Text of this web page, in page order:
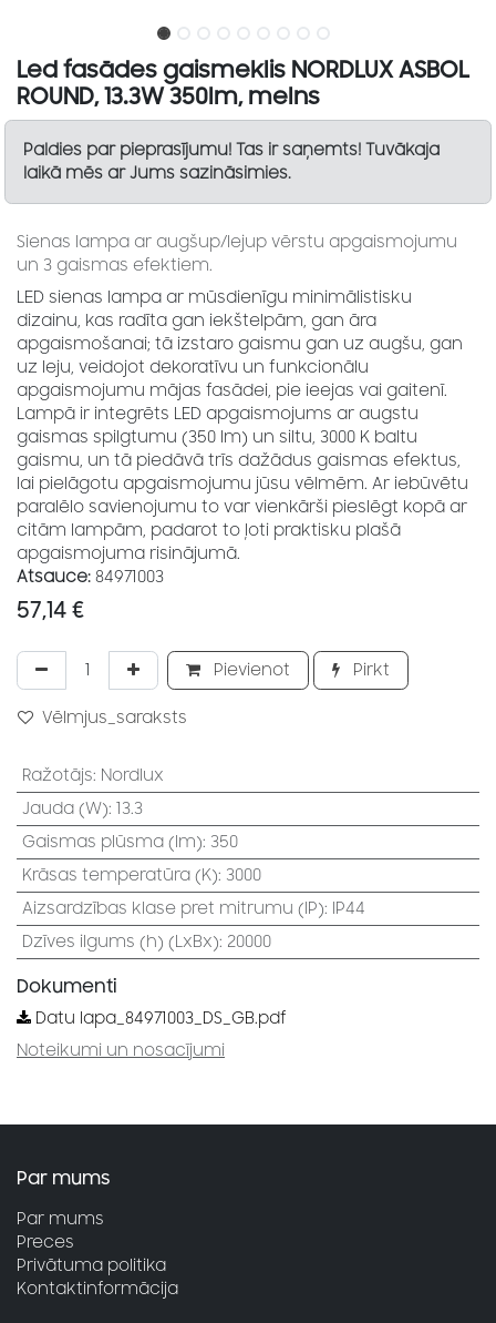
Led fasādes gaismeklis NORDLUX ASBOL
ROUND, 13.3W 350lm, melns
Paldies par pieprasījumu! Tas ir saņemts! Tuvākaja
laikā mēs ar Jums sazināsimies.
Sienas lampa ar augšup/lejup vērstu apgaismojumu
un 3 gaismas efektiem.
LED sienas lampa ar mūsdienīgu minimālistisku
dizainu, kas radīta gan iekštelpām, gan āra
apgaismošanai; tā izstaro gaismu gan uz augšu, gan
uz leju, veidojot dekoratīvu un funkcionālu
apgaismojumu mājas fasādei, pie ieejas vai gaitenī.
Lampā ir integrēts LED apgaismojums ar augstu
gaismas spilgtumu (350 lm) un siltu, 3000 K baltu
gaismu, un tā piedāvā trīs dažādus gaismas efektus,
lai pielāgotu apgaismojumu jūsu vēlmēm. Ar iebūvētu
paralēlo savienojumu to var vienkārši pieslēgt kopā ar
citām lampām, padarot to ļoti praktisku plašā
apgaismojuma risinājumā.
Atsauce: 84971003
57,14 €
Pievienot Pirkt
Vēlmjus_saraksts
Ražotājs: Nordlux
Jauda (W): 13.3
Gaismas plūsma (lm): 350
Krāsas temperatūra (K): 3000
Aizsardzības klase pret mitrumu (IP): IP44
Dzīves ilgums (h) (LxBx): 20000
Dokumenti
Datu lapa_84971003_DS_GB.pdf
Noteikumi un nosacījumi
Par mums
Par mums
Preces
Privātuma politika
Kontaktinformācija